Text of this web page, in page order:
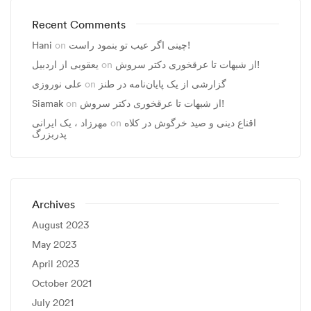
Recent Comments
Hani on
چینی اگر عیب تو بنمود راست!
یعقوبی از اردبیل on
از شبهات تا عرقخوری دکتر سروش!
علی نوروزی on گزارشی از یک پایان‌نامه در طنز
Siamak on
از شبهات تا عرقخوری دکتر سروش!
مهرزاد ، يک ايرانی on اقناع دینی و صید خرگوش در کلاه
پدربزرگ
Archives
August 2023
May 2023
April 2023
October 2021
July 2021